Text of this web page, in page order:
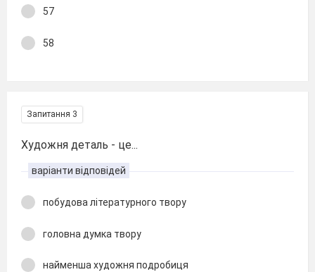
57
58
Запитання 3
Художня деталь - це...
варіанти відповідей
побудова літературного твору
головна думка твору
найменша художня подробиця